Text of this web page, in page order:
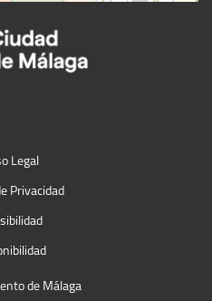
Legal
Privacidad
de Málaga